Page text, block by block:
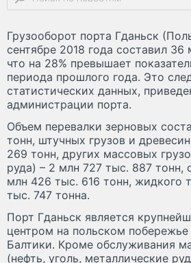
Грузооборот порта Гданьск
сентябре 2018 года составил
что на 28% превышает
периода прошлого года. Это
статистических данных,
администрации порта.
Объем перевалки зерновых
тонн, штучных грузов и
269 тонн, других массовых
руда) – 2 млн 727 тыс. 887 тонн,
млн 426 тыс. 616 тонн, жидкого
тыс. 747 тонна.
Порт Гданьск является
центром на польском
Балтики. Кроме обслуживания
(нефть, уголь, металлические